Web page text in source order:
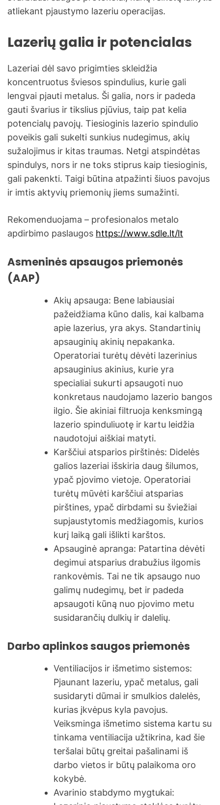
atliekant pjaustymo lazeriu operacijas.
Lazerių galia ir potencialas
Lazeriai dėl savo prigimties skleidžia
koncentruotus šviesos spindulius, kurie gali
lengvai pjauti metalus. Ši galia, nors ir padeda
gauti švarius ir tikslius pjūvius, taip pat kelia
potencialų pavojų. Tiesioginis lazerio spindulio
poveikis gali sukelti sunkius nudegimus, akių
sužalojimus ir kitas traumas. Netgi atspindėtas
spindulys, nors ir ne toks stiprus kaip tiesioginis,
gali pakenkti. Taigi būtina atpažinti šiuos pavojus
ir imtis aktyvių priemonių jiems sumažinti.
Rekomenduojama – profesionalos metalo
apdirbimo paslaugos https://www.sdle.lt/lt
Asmeninės apsaugos priemonės
(AAP)
Akių apsauga: Bene labiausiai
pažeidžiama kūno dalis, kai kalbama
apie lazerius, yra akys. Standartinių
apsauginių akinių nepakanka.
Operatoriai turėtų dėvėti lazerinius
apsauginius akinius, kurie yra
specialiai sukurti apsaugoti nuo
konkretaus naudojamo lazerio bangos
ilgio. Šie akiniai filtruoja kenksmingą
lazerio spinduliuotę ir kartu leidžia
naudotojui aiškiai matyti.
Karščiui atsparios pirštinės: Didelės
galios lazeriai išskiria daug šilumos,
ypač pjovimo vietoje. Operatoriai
turėtų mūvėti karščiui atsparias
pirštines, ypač dirbdami su šviežiai
supjaustytomis medžiagomis, kurios
kurį laiką gali išlikti karštos.
Apsauginė apranga: Patartina dėvėti
degimui atsparius drabužius ilgomis
rankovėmis. Tai ne tik apsaugo nuo
galimų nudegimų, bet ir padeda
apsaugoti kūną nuo pjovimo metu
susidarančių dulkių ir dalelių.
Darbo aplinkos saugos priemonės
Ventiliacijos ir išmetimo sistemos:
Pjaunant lazeriu, ypač metalus, gali
susidaryti dūmai ir smulkios dalelės,
kurias įkvėpus kyla pavojus.
Veiksminga išmetimo sistema kartu su
tinkama ventiliacija užtikrina, kad šie
teršalai būtų greitai pašalinami iš
darbo vietos ir būtų palaikoma oro
kokybė.
Avarinio stabdymo mygtukai: